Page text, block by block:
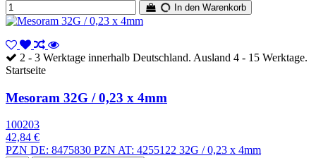
In den Warenkorb
2 - 3 Werktage innerhalb Deutschland. Ausland 4 - 15 Werktage.
Startseite
Mesoram 32G / 0,23 x 4mm
100203
42,84 €
PZN DE: 8475830 PZN AT: 4255122 32G / 0,23 x 4mm